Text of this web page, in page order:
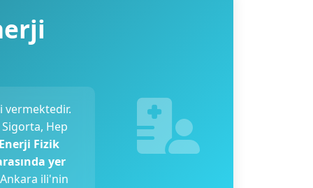
Hep
Fizik
yer
Ankara ili'nin